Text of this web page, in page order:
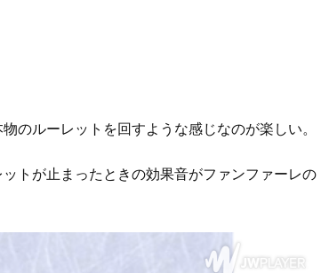
のルーレットを回すような感じなのが楽しい。
トが止まったときの効果音がファンファーレの